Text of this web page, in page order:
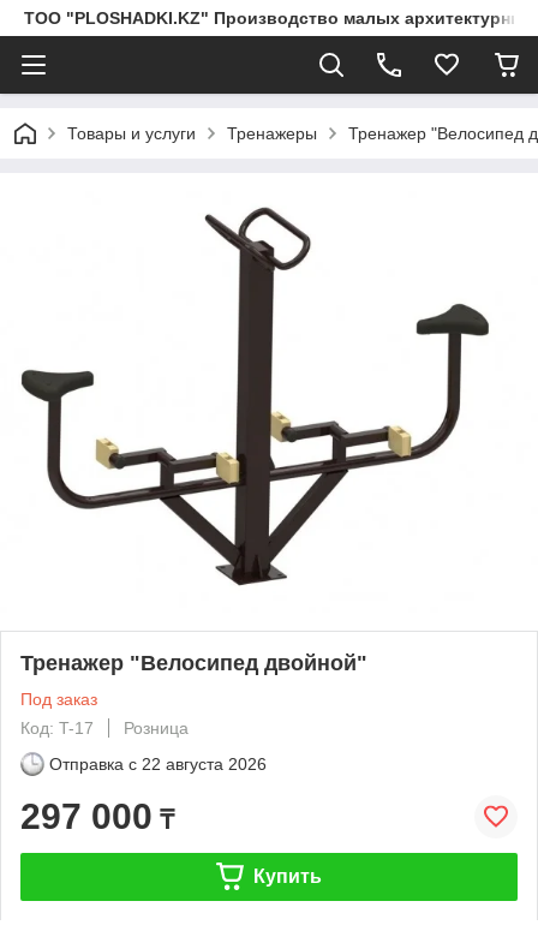
ТОО "PLOSHADKI.KZ" Производство малых
Товары и услуги Тренажеры Тренажер "Велосипед
Тренажер "Велосипед двойной"
Под заказ
Код: T-17
Розница
Отправка с 22 августа 2026
297 000 ₸
Купить